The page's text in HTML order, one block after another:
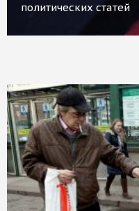
политических статей